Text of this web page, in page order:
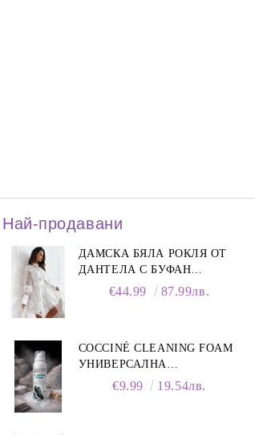
Най-продавани
ДАМСКА БЯЛА РОКЛЯ ОТ
ДАНТЕЛА С БУФАН
РЪКАВИ И ЯКА
€44.99 87.99лв.
COCCINÉ CLEANING FOAM
УНИВЕРСАЛНА
ПОЧИСТВАЩА ПЯНА ЗА
€9.99 19.54лв.